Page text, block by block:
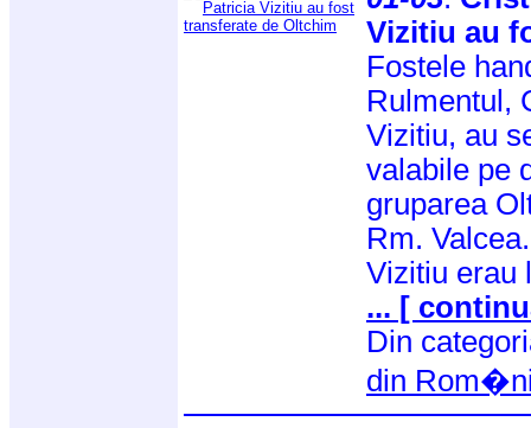
Vizitiu au
Fostele
Rulmentul,
Vizitiu, au
valabile pe
gruparea
Rm.
Vizitiu erau
... [
Din
din